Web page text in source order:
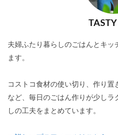
夫婦ふたり暮らしのごはんとキッ
ます。
コストコ食材の使い切り、作り
など、毎日のごはん作りが少しラ
しの工夫をまとめています。